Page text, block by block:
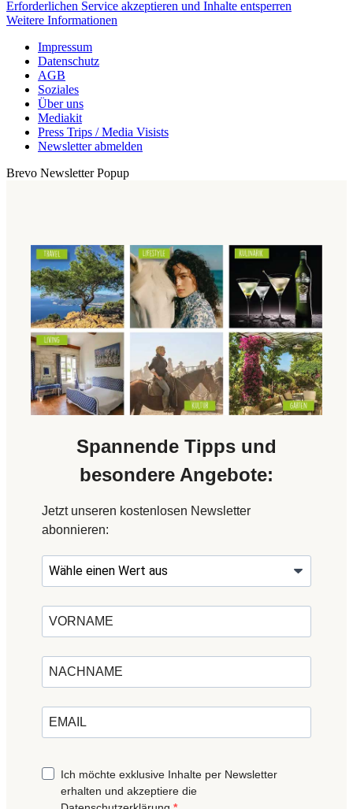
Erforderlichen Service akzeptieren und Inhalte entsperren
Weitere Informationen
Impressum
Datenschutz
AGB
Soziales
Über uns
Mediakit
Press Trips / Media Visists
Newsletter abmelden
Brevo Newsletter Popup